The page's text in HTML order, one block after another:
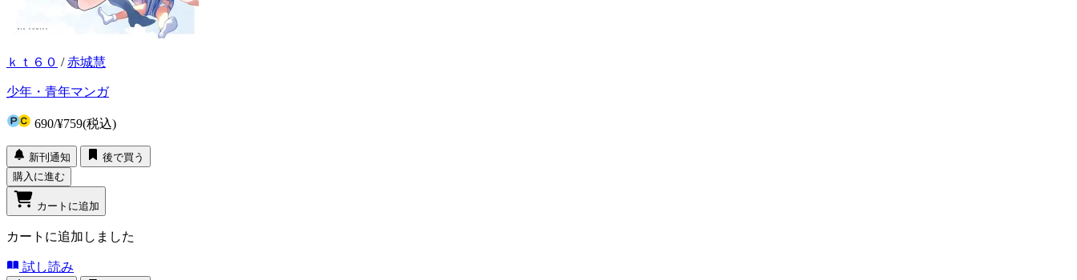
ｋｔ６０ /赤城慧
少年・青年マンガ
690/¥759(税込)
新刊通知
後で買う
購入に進む
カートに追加
カートに追加しました
試し読み